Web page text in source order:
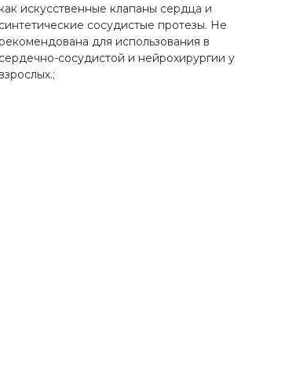
как искусственные клапаны сердца и
синтетические сосудистые протезы. Не
для использования в
сердечно-сосудистой и нейрохирургии у
взрослых.;